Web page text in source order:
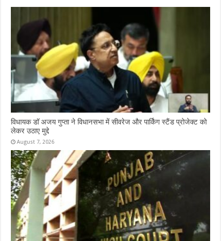
विधायक डॉ अजय गुप्ता ने विधानसभा में सीवरेज और पार्किंग स्टैंड प्रोजेक्ट को
लेकर उठाए मुद्दे
August 7, 2026